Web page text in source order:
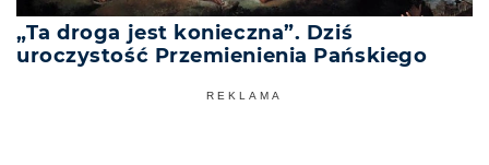
„Ta droga jest konieczna”. Dziś
uroczystość Przemienienia Pańskiego
REKLAMA